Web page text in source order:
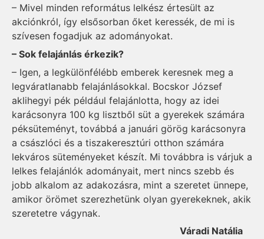
– Mivel minden református lelkész értesült az
akciónkról, így elsősorban őket keressék, de mi is
szívesen fogadjuk az adományokat.
– Sok felajánlás érkezik?
– Igen, a legkülönfélébb emberek keresnek meg a
legváratlanabb felajánlásokkal. Bocskor József
aklihegyi pék például felajánlotta, hogy az idei
karácsonyra 100 kg lisztből süt a gyerekek számára
péksüteményt, továbbá a januári görög karácsonyra
a császlóci és a tiszakeresztúri otthon számára
lekváros süteményeket készít. Mi továbbra is várjuk a
lelkes felajánlók adományait, mert nincs szebb és
jobb alkalom az adakozásra, mint a szeretet ünnepe,
amikor örömet szerezhetünk olyan gyerekeknek, akik
szeretetre vágynak.
Váradi Natália